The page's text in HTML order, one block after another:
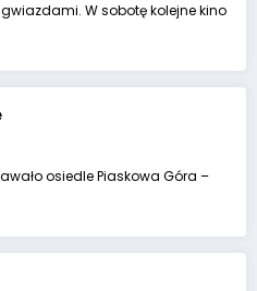
W sobotę kolejne kino
osiedle Piaskowa Góra –